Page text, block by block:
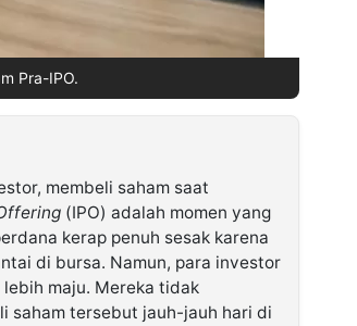
Pra-IPO.
membeli saham saat
(IPO) adalah momen yang
kerap penuh sesak karena
di bursa. Namun, para investor
maju. Mereka tidak
saham tersebut jauh-jauh hari di